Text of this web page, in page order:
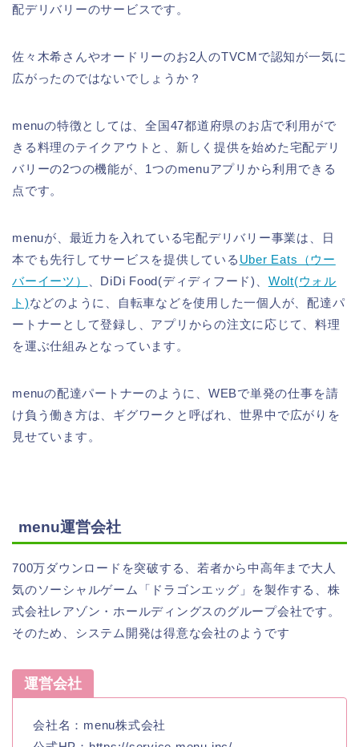
配デリバリーのサービスです。
佐々木希さんやオードリーのお2人のTVCMで認知が一気に
広がったのではないでしょうか？
menuの特徴としては、全国47都道府県のお店で利用がで
きる料理のテイクアウトと、新しく提供を始めた宅配デリ
バリーの2つの機能が、1つのmenuアプリから利用できる
点です。
menuが、最近力を入れている宅配デリバリー事業は、日
本でも先行してサービスを提供している Uber Eats（ウー
バーイーツ）
、DiDi Food(ディディフード)、 Wolt(ウォル
ト)などのように、自転車などを使用した一個人が、配達パ
ートナーとして登録し、アプリからの注文に応じて、料理
を運ぶ仕組みとなっています。
menuの配達パートナーのように、WEBで単発の仕事を請
け負う働き方は、ギグワークと呼ばれ、世界中で広がりを
見せています。
menu運営会社
700万ダウンロードを突破する、若者から中高年まで大人
気のソーシャルゲーム「ドラゴンエッグ」を製作する、株
式会社レアゾン・ホールディングスのグループ会社です。
そのため、システム開発は得意な会社のようです
運営会社
会社名：menu株式会社